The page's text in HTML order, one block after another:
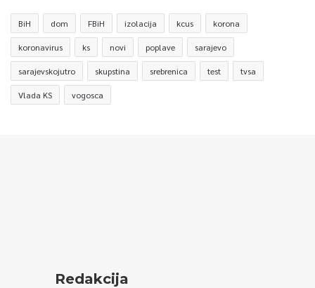
BiH dom FBiH izolacija kcus korona
koronavirus ks novi poplave sarajevo
sarajevskojutro skupstina srebrenica test tvsa
Vlada KS vogosca
Redakcija